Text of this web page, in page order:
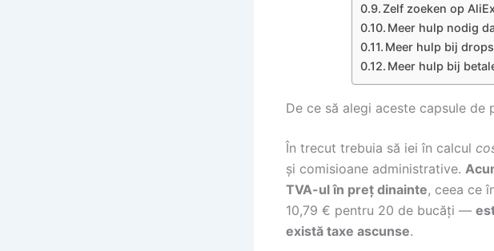
Zelf zoeken op
Meer hulp nodig
Meer hulp bij
Meer hulp bij
De ce să alegi aceste capsule de
În trecut trebuia să iei în calcul
și comisioane administrative.
TVA-ul în preț dinainte, ceea ce
10,79 € pentru 20 de bucăți —
există taxe ascunse.